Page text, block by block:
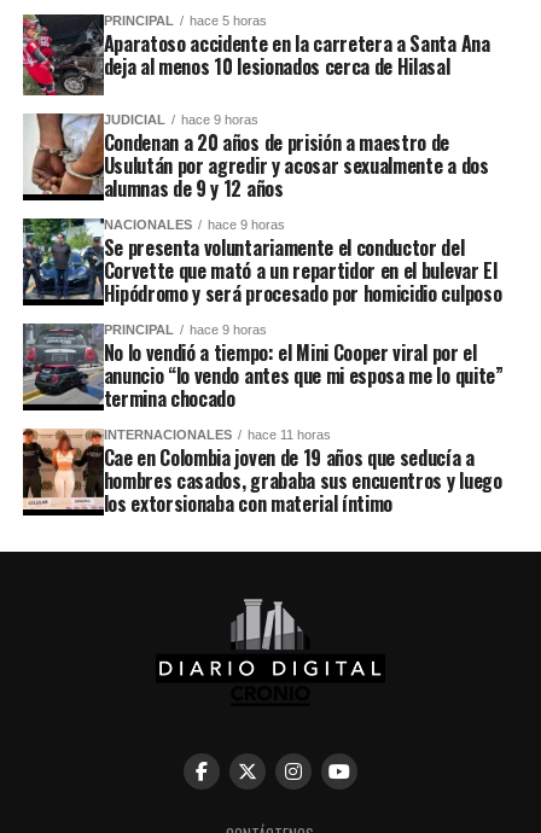
PRINCIPAL hace 5 horas
Aparatoso accidente en la carretera a Santa Ana
deja al menos 10 lesionados cerca de Hilasal
JUDICIAL hace 9 horas
Condenan a 20 años de prisión a maestro de
Usulután por agredir y acosar sexualmente a dos
alumnas de 9 y 12 años
NACIONALES hace 9 horas
Se presenta voluntariamente el conductor del
Corvette que mató a un repartidor en el bulevar El
Hipódromo y será procesado por homicidio culposo
PRINCIPAL hace 9 horas
No lo vendió a tiempo: el Mini Cooper viral por el
anuncio “lo vendo antes que mi esposa me lo quite”
termina chocado
INTERNACIONALES hace 11 horas
Cae en Colombia joven de 19 años que seducía a
hombres casados, grababa sus encuentros y luego
los extorsionaba con material íntimo